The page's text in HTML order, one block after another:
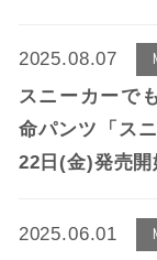
2025.08.07
スニーカーで
命パンツ「ス
22日(金)発売開
2025.06.01